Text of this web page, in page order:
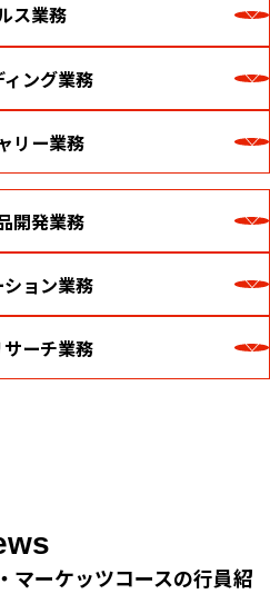
ス業務
ィング業務
リー業務
開発業務
ョン業務
ーチ業務
マーケッツコースの行員紹